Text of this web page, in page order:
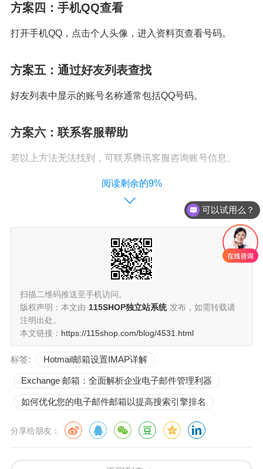
方案四：手机QQ查看
打开手机QQ，点击个人头像，进入资料页查看号码。
方案五：通过好友列表查找
好友列表中显示的账号名称通常包括QQ号码。
方案六：联系客服帮助
若以上方法无法找到，可联系腾讯客服咨询账号信息。
总结
“qq邮箱号码在哪里看”其实非常简单，只需找到你的QQ号
码即可。更多qq邮箱和账号管理技巧，请访问MailBing
阅读剩余的9%
扫描二维码推送至手机访问。
版权声明：本文由 115SHOP独立站系统 发布，如需转载请
注明出处。
本文链接： https://115shop.com/blog/4531.html
标签: Hotmail邮箱设置IMAP详解
Exchange 邮箱：全面解析企业电子邮件管理利器
如何优化您的电子邮件邮箱以提高搜索引擎排名
分享给朋友：
可以试用么？